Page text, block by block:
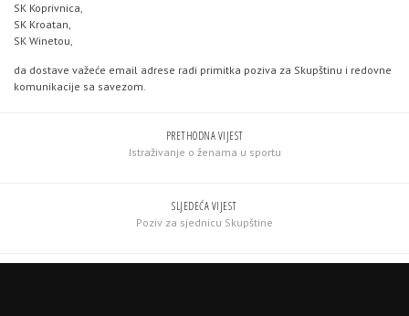
SK Koprivnica,
SK Kroatan,
SK Winetou,
da dostave važeće email adrese radi primitka poziva za Skupštinu i redovne
komunikacije sa savezom.
PRETHODNA VIJEST
Istraživanje o ženama u sportu
SLJEDEĆA VIJEST
Poziv za sjednicu Skupštine